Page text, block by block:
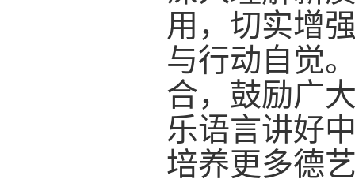
用，切实增
与行动自觉
合，鼓励广
乐语言讲好
培养更多德